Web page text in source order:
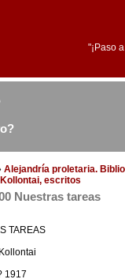
"¡Paso
Alejandría proletaria.
escritos
Nuestras tareas
TAREAS
1917